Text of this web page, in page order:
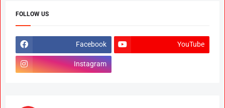
FOLLOW US
Facebook YouTube
Instagram